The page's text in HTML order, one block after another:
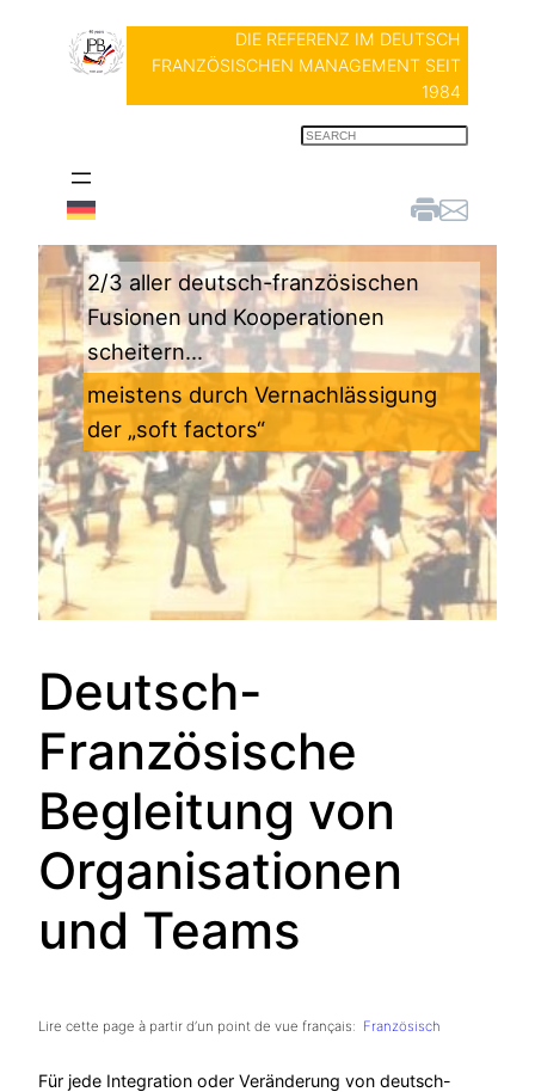
DIE REFERENZ IM DEUTSCH
FRANZÖSISCHEN MANAGEMENT SEIT
1984
S
2/3 aller deutsch-französischen
Fusionen und Kooperationen
scheitern…
meistens durch Vernachlässigung
der „soft factors“
Deutsch-
Französische
Begleitung von
Organisationen
und Teams
Lire cette page à partir d’un point de vue français: Französisch
Für jede Integration oder Veränderung von deutsch-